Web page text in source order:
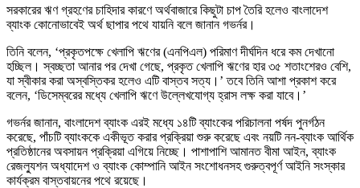
সরকারের ঋণ গ্রহণের চাহিদার কারণে অর্থবাজারে কিছুটা চাপ তৈরি হলেও বাংলাদেশ
ব্যাংক কোনোভাবেই অর্থ ছাপার পথে যায়নি বলে জানান গভর্নর।
তিনি বলেন, ‘প্রকৃতপক্ষে খেলাপি ঋণের (এনপিএল) পরিমাণ দীর্ঘদিন ধরে কম দেখানো
হচ্ছিল। স্বচ্ছতা আনার পর দেখা গেছে, প্রকৃত খেলাপি ঋণের হার ৩৫ শতাংশেরও বেশি,
যা স্বীকার করা অস্বস্তিকর হলেও এটি বাস্তব সত্য।’ তবে তিনি আশা প্রকাশ করে
বলেন, ‘ডিসেম্বরের মধ্যে খেলাপি ঋণে উল্লেখযোগ্য হ্রাস লক্ষ করা যাবে।’
গভর্নর জানান, বাংলাদেশ ব্যাংক এরই মধ্যে ১৪টি ব্যাংকের পরিচালনা পর্ষদ পুনর্গঠন
করেছে, পাঁচটি ব্যাংককে একীভূত করার প্রক্রিয়া শুরু করেছে এবং নয়টি নন-ব্যাংক আর্থিক
প্রতিষ্ঠানের অবসায়ন প্রক্রিয়া এগিয়ে নিচ্ছে। পাশাপাশি আমানত বীমা আইন, ব্যাংক
রেজল্যুশন অধ্যাদেশ ও ব্যাংক কোম্পানি আইন সংশোধনসহ গুরুত্বপূর্ণ আইনি সংস্কার
কার্যক্রম বাস্তবায়নের পথে রয়েছে।